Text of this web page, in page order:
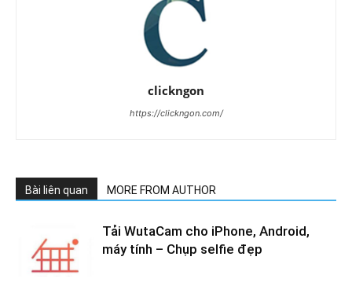
clickngon
https://clickngon.com/
Bài liên quan MORE FROM AUTHOR
Tải WutaCam cho iPhone, Android,
máy tính – Chụp selfie đẹp